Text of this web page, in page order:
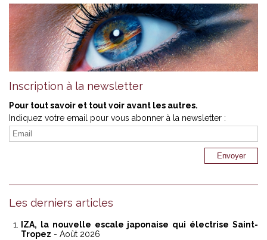
Inscription à la newsletter
Pour tout savoir et tout voir avant les autres.
Indiquez votre email pour vous abonner à la newsletter :
Les derniers articles
IZA, la nouvelle escale japonaise qui électrise Saint-
Tropez - Août 2026